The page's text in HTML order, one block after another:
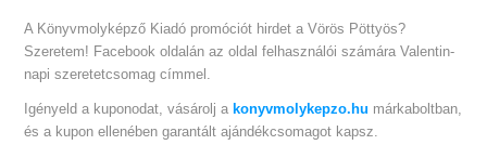
A Könyvmolyképző Kiadó promóciót hirdet a Vörös Pöttyös?
Szeretem! Facebook oldalán az oldal felhasználói számára Valentin-
napi szeretetcsomag címmel.
Igényeld a kuponodat, vásárolj a konyvmolykepzo.hu márkaboltban,
és a kupon ellenében garantált ajándékcsomagot kapsz.